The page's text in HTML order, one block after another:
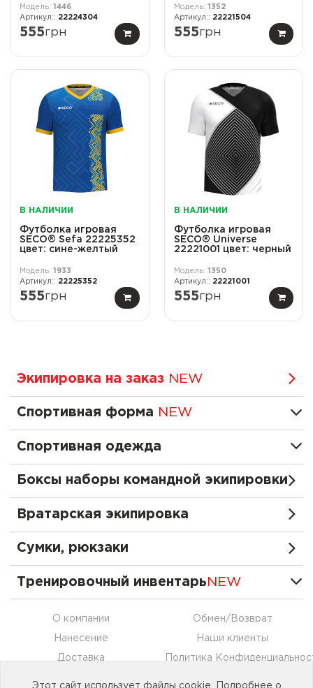
1446
22224304
555грн
1352
22221504
555грн
В НАЛИЧИИ
Футболка игровая
SECO® Sefa 22225352
цвет: сине-желтый
1933
22225352
555грн
В НАЛИЧИИ
Футболка игровая
SECO® Universe
22221001 цвет: черный
1350
22221001
555грн
Экипировка на заказ NEW
Спортивная форма NEW
Спортивная одежда
Боксы наборы командной экипировки
Вратарская экипировка
Сумки, рюкзаки
Тренировочный инвентарь NEW
О компании
Нанесение
Доставка
Обмен/Возврат
Наши клиенты
Политика
Этот сайт использует файлы cookie. Подробнее о